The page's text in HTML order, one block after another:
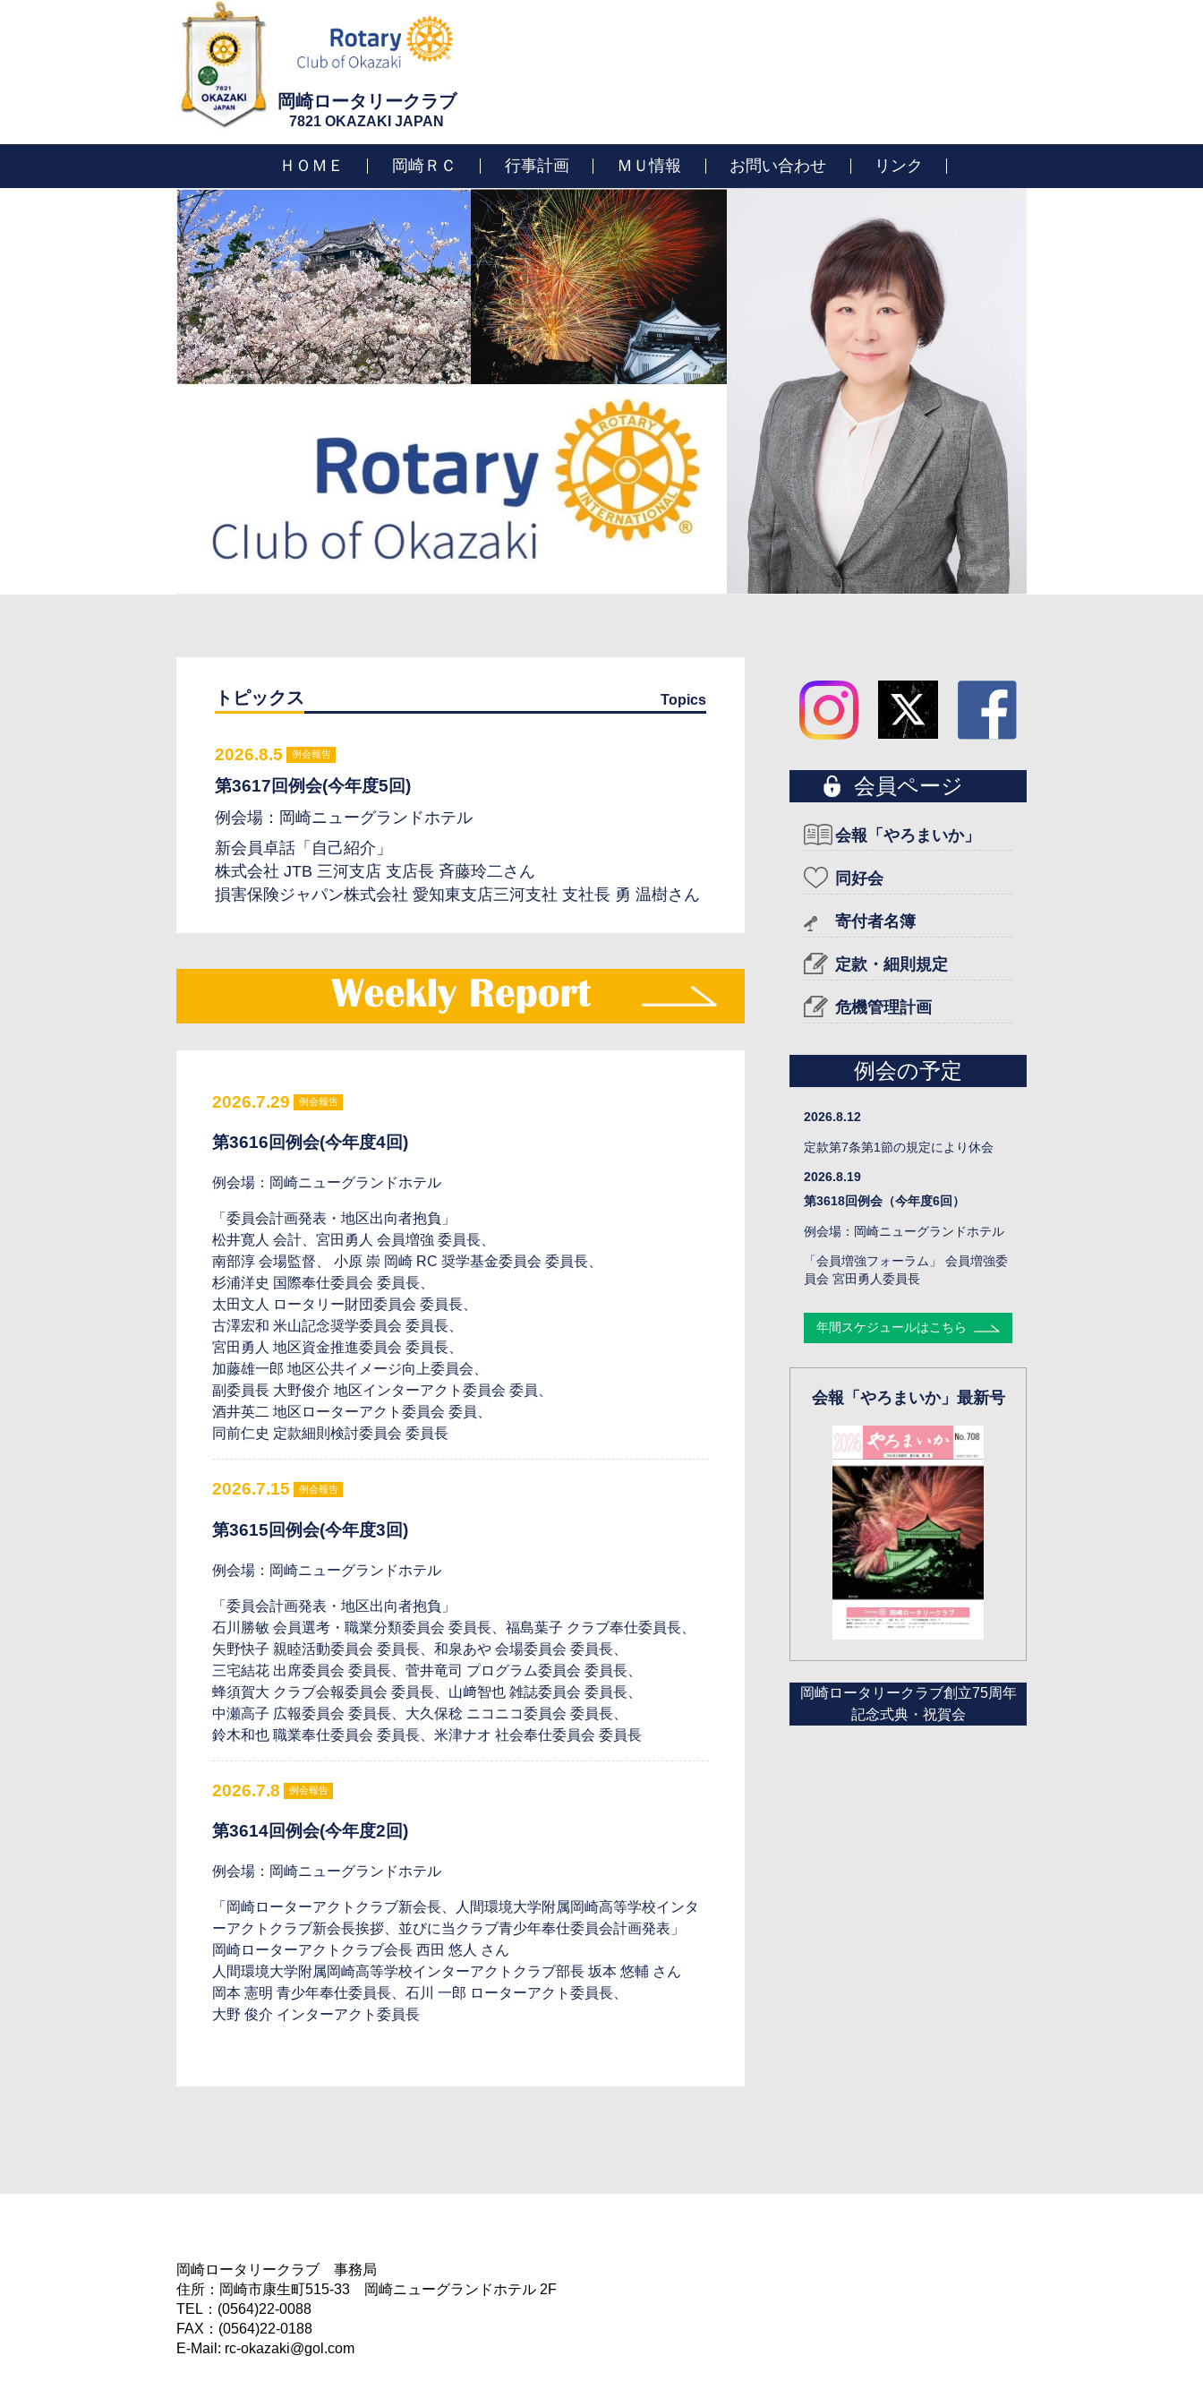
岡崎ロータリークラブ
7821 OKAZAKI JAPAN
ＨＯＭＥ 岡崎ＲＣ 行事計画 ＭＵ情報 お問い合わせ リンク
トピックス Topics
2026.8.5 例会報告
第3617回例会(今年度5回)
例会場：岡崎ニューグランドホテル
新会員卓話「自己紹介」
株式会社 JTB 三河支店 支店長 斉藤玲二さん
損害保険ジャパン株式会社 愛知東支店三河支社 支社長 勇 温樹さん
2026.7.29 例会報告
第3616回例会(今年度4回)
例会場：岡崎ニューグランドホテル
「委員会計画発表・地区出向者抱負」
松井寛人 会計、宮田勇人 会員増強 委員長、
南部淳 会場監督、 小原 崇 岡崎 RC 奨学基金委員会 委員長、
杉浦洋史 国際奉仕委員会 委員長、
太田文人 ロータリー財団委員会 委員長、
古澤宏和 米山記念奨学委員会 委員長、
宮田勇人 地区資金推進委員会 委員長、
加藤雄一郎 地区公共イメージ向上委員会、
副委員長 大野俊介 地区インターアクト委員会 委員、
酒井英二 地区ローターアクト委員会 委員、
同前仁史 定款細則検討委員会 委員長
2026.7.15 例会報告
第3615回例会(今年度3回)
例会場：岡崎ニューグランドホテル
「委員会計画発表・地区出向者抱負」
石川勝敏 会員選考・職業分類委員会 委員長、福島葉子 クラブ奉仕委員長、
矢野快子 親睦活動委員会 委員長、和泉あや 会場委員会 委員長、
三宅結花 出席委員会 委員長、菅井竜司 プログラム委員会 委員長、
蜂須賀大 クラブ会報委員会 委員長、山﨑智也 雑誌委員会 委員長、
中瀬高子 広報委員会 委員長、大久保稔 ニコニコ委員会 委員長、
鈴木和也 職業奉仕委員会 委員長、米津ナオ 社会奉仕委員会 委員長
2026.7.8 例会報告
第3614回例会(今年度2回)
例会場：岡崎ニューグランドホテル
「岡崎ローターアクトクラブ新会長、人間環境大学附属岡崎高等学校インタ
ーアクトクラブ新会長挨拶、並びに当クラブ青少年奉仕委員会計画発表」
岡崎ローターアクトクラブ会長 西田 悠人 さん
人間環境大学附属岡崎高等学校インターアクトクラブ部長 坂本 悠輔 さん
岡本 憲明 青少年奉仕委員長、石川 一郎 ローターアクト委員長、
大野 俊介 インターアクト委員長
会員ページ
会報「やろまいか」
同好会
寄付者名簿
定款・細則規定
危機管理計画
例会の予定
2026.8.12
定款第7条第1節の規定により休会
2026.8.19
第3618回例会（今年度6回）
例会場：岡崎ニューグランドホテル
「会員増強フォーラム」 会員増強委
員会 宮田勇人委員長
年間スケジュールはこちら
会報「やろまいか」最新号
岡崎ロータリークラブ創立75周年
記念式典・祝賀会
岡崎ロータリークラブ 事務局
住所：岡崎市康生町515-33 岡崎ニューグランドホテル 2F
TEL：(0564)22-0088
FAX：(0564)22-0188
E-Mail: rc-okazaki@gol.com